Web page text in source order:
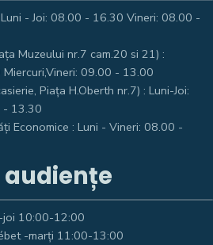
- Joi: 08.00 - 16.30 Vineri: 08.00 -
Muzeului nr.7 cam.20 si 21) :
09.00 - 13.00
Piața H.Oberth nr.7) : Luni-Joi:
- 13.30
Economice : Luni - Vineri: 08.00 -
joi 10:00-12:00
-marți 11:00-13:00